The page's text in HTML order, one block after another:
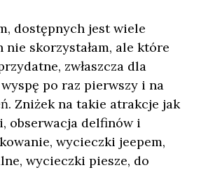
dostępnych jest wiele
nie skorzystałam, ale które
zwłaszcza dla
po raz pierwszy i na
Zniżek na takie atrakcje jak
obserwacja delfinów i
wycieczki jeepem,
wycieczki piesze, do